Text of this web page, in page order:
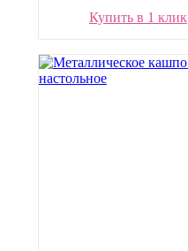
Купить в 1 клик